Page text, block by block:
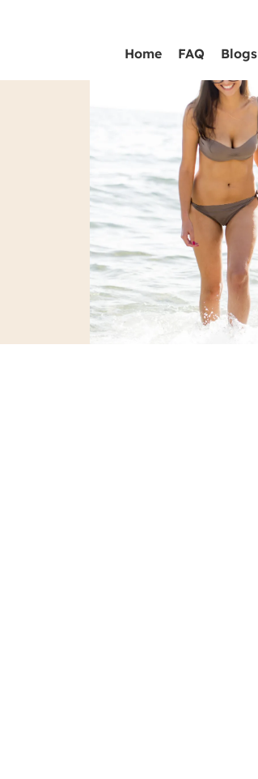
Home FAQ Blogs